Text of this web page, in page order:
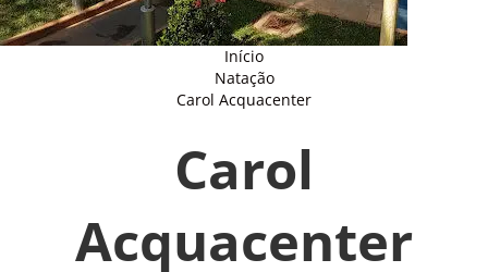
Início
Natação
Carol Acquacenter
Carol
Acquacenter